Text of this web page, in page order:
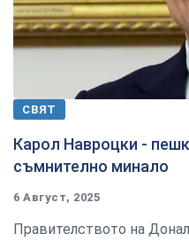
СВЯТ
Карол Навроцки -
съмнително минало
6 Август, 2025
Правителството на